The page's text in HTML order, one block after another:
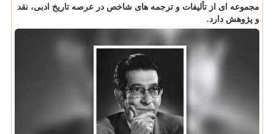
مجموعه ای از تألیفات و ترجمه های شاخص در عرصه تاریخ ادبی، نقد
و پژوهش دارد.